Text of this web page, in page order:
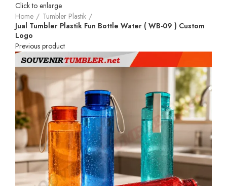
Click to enlarge
Home
Tumbler Plastik
Jual Tumbler Plastik Fun Bottle Water ( WB-09 ) Custom
Logo
Previous product